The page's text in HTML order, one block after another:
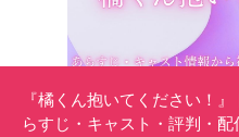
『橘くん抱いてください！
らすじ・キャスト・評判・配